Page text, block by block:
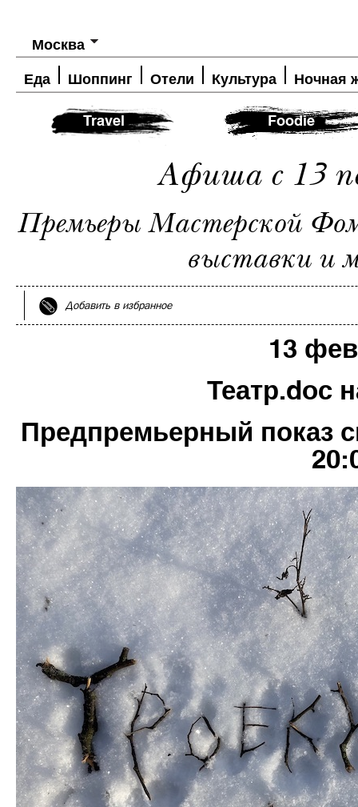
Москва
Еда Шоппинг Отели Культура Ночная
Travel Foodie
Афиша с 13
Премьеры Мастерской
выставки и
Добавить в избранное
13
Театр.doc
Предпремьерный показ